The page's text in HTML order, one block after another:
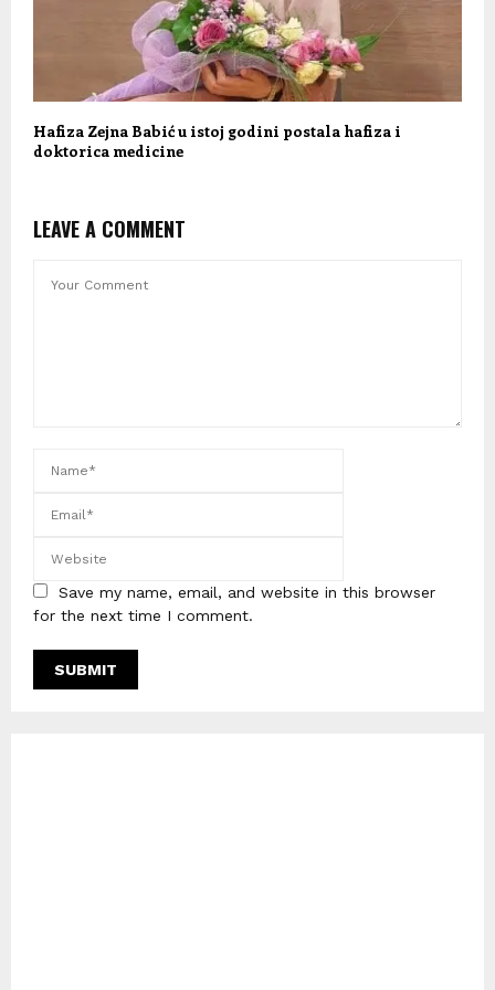
Hafiza Zejna Babić u istoj godini postala hafiza i
doktorica medicine
LEAVE A COMMENT
Save my name, email, and website in this browser
for the next time I comment.